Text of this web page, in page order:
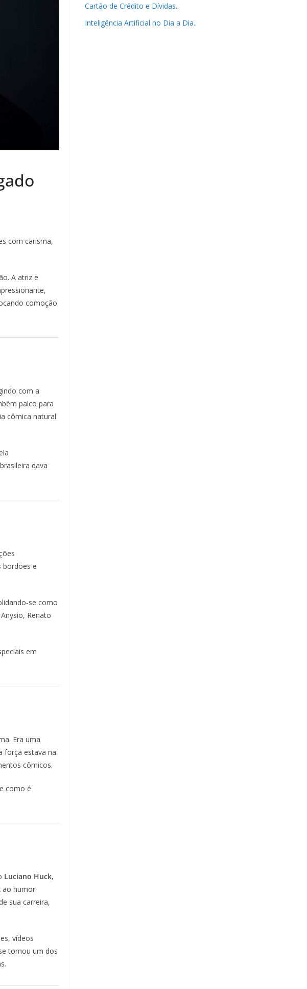
com carisma,
A atriz e
comoção
com a
palco para
cômica natural
dava
bordões e
se como
Renato
em
Era uma
força estava na
cômicos.
como é
Luciano Huck,
ao humor
sua carreira,
vídeos
tornou um dos
Cartão de Crédito e Dívidas..
Inteligência Artificial no Dia a Dia..